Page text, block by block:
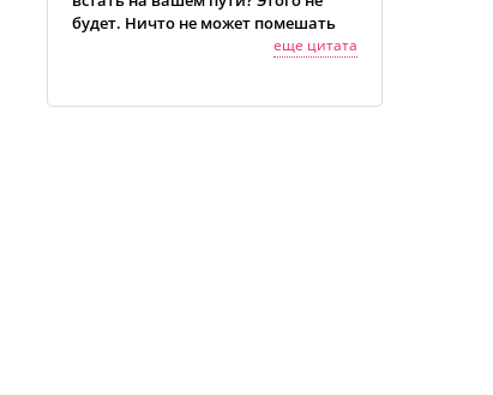
будет. Ничто не может помешать
вам, если вы сами не допустите
еще цитата